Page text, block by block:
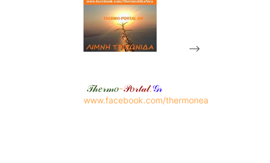
-->
𝒯𝒽𝑒𝓇𝓂𝑜-𝒫𝑜𝓇𝓉𝒶𝓁.𝒢𝓇
www.facebook.com/thermonea